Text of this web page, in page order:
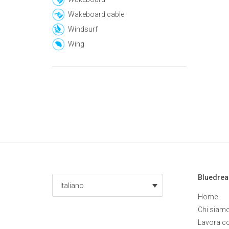
Wakeboard cable
Windsurf
Wing
Italiano
Home
Chi
Lavora